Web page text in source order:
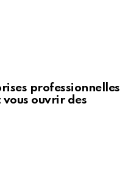
professionnelles
ouvrir des